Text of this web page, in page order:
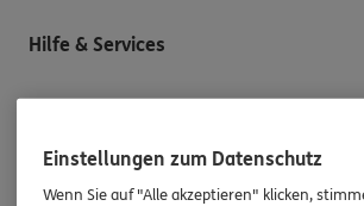
Hilfe & Services
Schaden melden
Erstkontaktinformationen
Einstellungen zum Datenschutz
Wenn Sie auf "Alle akzeptieren" klicken,